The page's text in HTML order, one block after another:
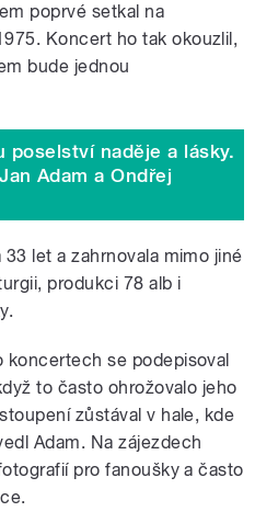
poprvé setkal na
Koncert ho tak okouzlil,
bude jednou
poselství naděje a lásky.
Adam a Ondřej
let a zahrnovala mimo jiné
produkci 78 alb i
koncertech se podepisoval
to často ohrožovalo jeho
zůstával v hale, kde
Adam. Na zájezdech
pro fanoušky a často